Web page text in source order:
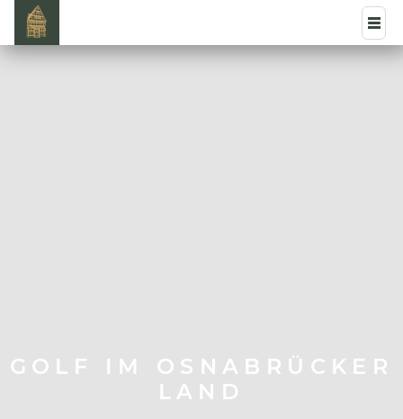
GOLF IM OSNABRÜCKER
LAND